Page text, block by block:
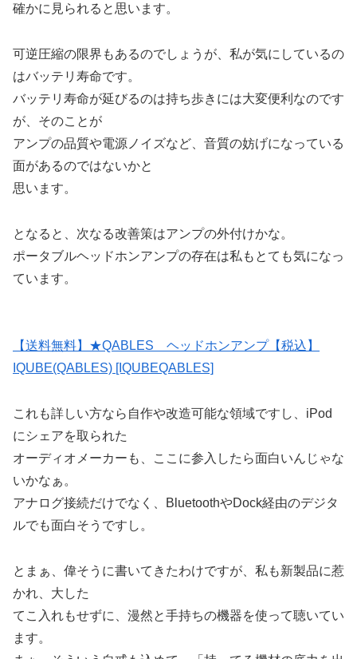
確かに見られると思います。
可逆圧縮の限界もあるのでしょうが、私が気にしているの
はバッテリ寿命です。
バッテリ寿命が延びるのは持ち歩きには大変便利なのです
が、そのことが
アンプの品質や電源ノイズなど、音質の妨げになっている
面があるのではないかと
思います。
となると、次なる改善策はアンプの外付けかな。
ポータブルヘッドホンアンプの存在は私もとても気になっ
ています。
【送料無料】★QABLES ヘッドホンアンプ【税込】
IQUBE(QABLES) [IQUBEQABLES]
これも詳しい方なら自作や改造可能な領域ですし、iPod
にシェアを取られた
オーディオメーカーも、ここに参入したら面白いんじゃな
いかなぁ。
アナログ接続だけでなく、BluetoothやDock経由のデジタ
ルでも面白そうですし。
とまぁ、偉そうに書いてきたわけですが、私も新製品に惹
かれ、大した
てこ入れもせずに、漫然と手持ちの機器を使って聴いてい
ます。